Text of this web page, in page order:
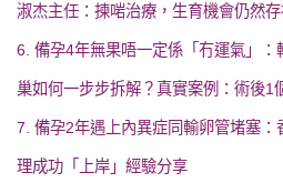
淑杰主任：揀啱治療，生育機會仍然
6. 備孕4年無果唔一定係「冇運氣」
巢如何一步步拆解？真實案例：術後1
7. 備孕2年遇上內異症同輸卵管堵塞：
理成功「上岸」經驗分享